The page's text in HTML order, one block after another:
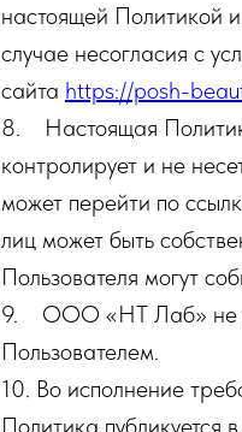
настоящей Политикой
случае несогласия с
сайта https://posh-
8. Настоящая
контролирует и не
может перейти по
лиц может быть
Пользователя могут
9. ООО «НТ Лаб» не
Пользователем.
10. Во исполнение
Политика